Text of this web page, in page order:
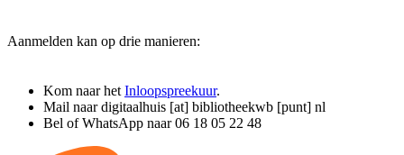
Aanmelden kan op drie manieren:
Kom naar het Inloopspreekuur.
Mail naardigitaalhuis [at] bibliotheekwb [punt] nl
Bel of WhatsApp naar 06 18 05 22 48